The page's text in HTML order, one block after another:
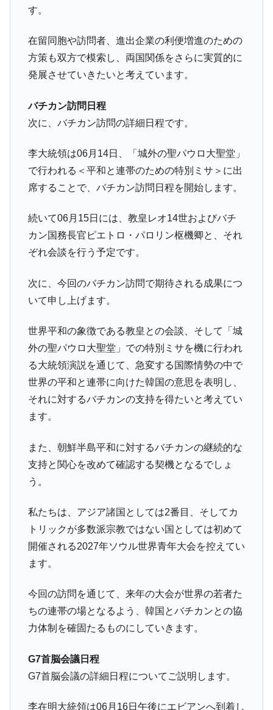
す。
在留同胞や訪問者、進出企業の利便増進のための
方策も双方で模索し、両国関係をさらに実質的に
発展させていきたいと考えています。
バチカン訪問日程
次に、バチカン訪問の詳細日程です。
李大統領は06月14日、「城外の聖パウロ大聖堂」
で行われる＜平和と連帯のための特別ミサ＞に出
席することで、バチカン訪問日程を開始します。
続いて06月15日には、教皇レオ14世およびバチ
カン国務長官ピエトロ・パロリン枢機卿と、それ
ぞれ会談を行う予定です。
次に、今回のバチカン訪問で期待される成果につ
いて申し上げます。
世界平和の象徴である教皇との会談、そして「城
外の聖パウロ大聖堂」での特別ミサを機に行われ
る大統領演説を通じて、急変する国際情勢の中で
世界の平和と連帯に向けた韓国の意思を表明し、
それに対するバチカンの支持を得たいと考えてい
ます。
また、朝鮮半島平和に対するバチカンの継続的な
支持と関心を改めて確認する契機となるでしょ
う。
私たちは、アジア諸国としては2番目、そしてカ
トリックが多数派宗教ではない国としては初めて
開催される2027年ソウル世界青年大会を控えてい
ます。
今回の訪問を通じて、来年の大会が世界の若者た
ちの連帯の場となるよう、韓国とバチカンとの協
力体制を確固たるものにしていきます。
G7首脳会議日程
G7首脳会議の詳細日程についてご説明します。
李在明大統領は06月16日午後にエビアンへ到着し